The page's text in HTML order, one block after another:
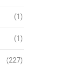
(1)
(1)
(227)